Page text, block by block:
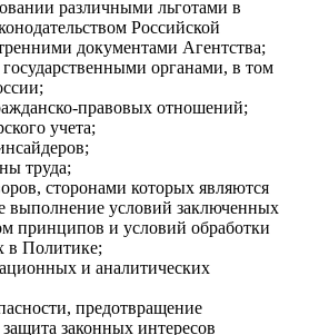
различными льготами в
Российской
документами Агентства;
государственными органами, в том
правовых отношений;
учета;
труда;
сторонами которых являются
выполнение условий заключенных
принципов и условий обработки
Политике;
и аналитических
предотвращение
законных интересов